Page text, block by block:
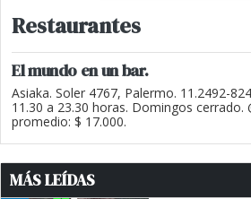
Restaurantes
El mundo en un bar.
Asiaka. Soler 4767, Palermo. 11.2492-
11.30 a 23.30 horas. Domingos cerrado.
promedio: $ 17.000.
MÁS LEÍDAS